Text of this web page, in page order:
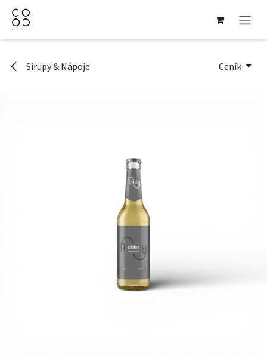
Přejít na obsah
Sirupy & Nápoje Ceník